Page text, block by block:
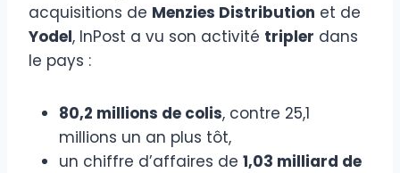
acquisitions de Menzies Distribution et de
Yodel, InPost a vu son activité tripler dans
le pays :
80,2 millions de colis, contre 25,1
millions un an plus tôt,
un chiffre d’affaires de 1,03 milliard de